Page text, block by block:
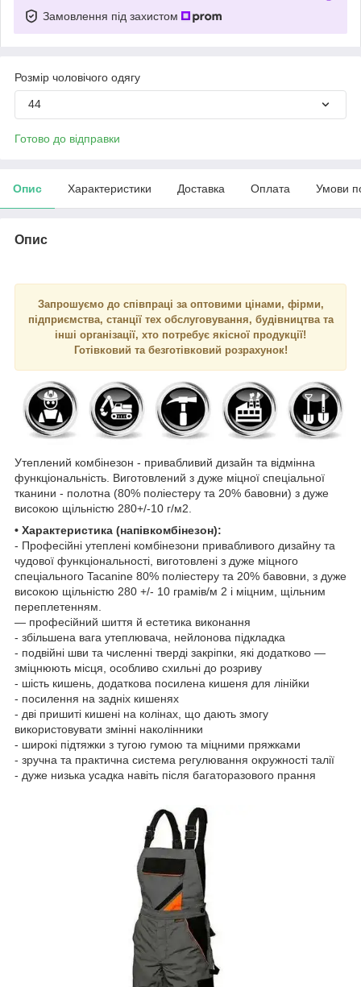
Замовлення під захистом
Розмір чоловічого одягу
44
Готово до відправки
Опис Характеристики Доставка Оплата Умови
Опис
Запрошуємо до співпраці за оптовими цінами, фірми,
підприємства, станції тех обслуговування, будівництва та
інші організації, хто потребує якісної продукції!
Готівковий та безготівковий розрахунок!
Утеплений комбінезон - привабливий дизайн та відмінна
функціональність. Виготовлений з дуже міцної спеціальної
тканини - полотна (80% поліестеру та 20% бавовни) з дуже
високою щільністю 280+/-10 г/м2.
• Характеристика (напівкомбінезон):
- Професійні утеплені комбінезони привабливого дизайну та
чудової функціональності, виготовлені з дуже міцного
спеціального Tacanine 80% поліестеру та 20% бавовни, з дуже
високою щільністю 280 +/- 10 грамів/м 2 і міцним, щільним
переплетенням.
— професійний шиття й естетика виконання
- збільшена вага утеплювача, нейлонова підкладка
- подвійні шви та численні тверді закріпки, які додатково —
зміцнюють місця, особливо схильні до розриву
- шість кишень, додаткова посилена кишеня для лінійки
- посилення на задніх кишенях
- дві пришиті кишені на колінах, що дають змогу
використовувати змінні наколінники
- широкі підтяжки з тугою гумою та міцними пряжками
- зручна та практична система регулювання окружності талії
- дуже низька усадка навіть після багаторазового прання